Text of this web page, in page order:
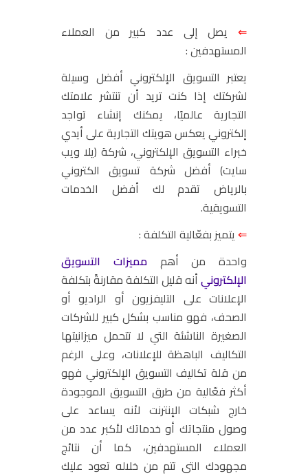
⇐ يصل إلى عدد كبير من العملاء
المستهدفين :
يعتبر التسويق الإلكتروني أفضل وسيلة
لشركتك إذا كنت تريد أن تنتشر علامتك
التجارية عالميًا، يمكنك إنشاء تواجد
إلكترونييعكسهويتك التجارية على أيدي
خبراء التسويق الإلكتروني، شركة (يلا ويب
سايت) أفضل شركة تسويق الكتروني
بالرياض تقدم لك أفضل الخدمات
التسويقية.
⇐يتميز بفعّالية التكلفة :
واحدة من أهممميزات التسويق
الإلكترونيأنه قليل التكلفة مقارنةً بتكلفة
الإعلانات على التليفزيون أو الراديو أو
الصحف، فهو مناسب بشكل كبير للشركات
الصغيرة الناشئة التي لا تتحمل ميزانيتها
التكاليف الباهظة للإعلانات، وعلى الرغم
من قلة تكاليف التسويق الإلكتروني فهو
أكثر فعّالية من طرق التسويق الموجودة
خارج شبكات الإنترنت لأنه يساعد على
وصول منتجاتك أو خدماتك لأكبر عدد من
العملاء المستهدفين، كما أن نتائج
مجهودك التي تتم من خلاله تعود عليك